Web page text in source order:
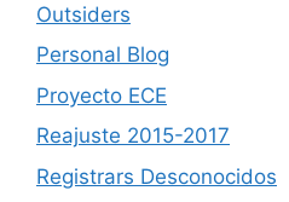
Outsiders
Personal Blog
Proyecto ECE
Reajuste 2015-2017
Registrars Desconocidos